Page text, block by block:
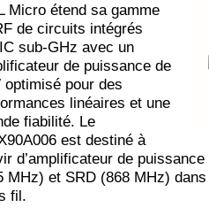
Micro étend sa gamme
de circuits intégrés
sub-GHz avec un
de puissance de
optimisé pour des
linéaires et une
fiabilité. Le
est destiné à
d’amplificateur de
MHz) et SRD (868 MHz)
fil.